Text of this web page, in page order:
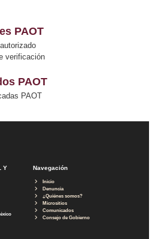
PAOT
verificación
PAOT
PAOT
Y
Navegación
Inicio
Denuncia
¿Quiénes somos?
Micrositios
Comunicados
Consejo de Gobierno